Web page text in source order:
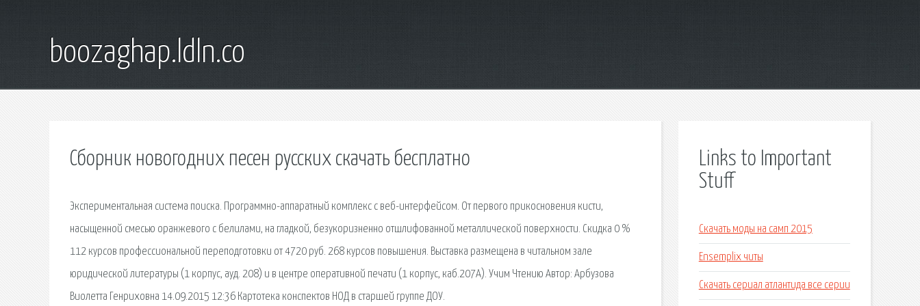
boozaghap.ldln.co
Сборник новогодних песен русских скачать бесплатно
Экспериментальная система поиска. Программно-аппаратный комплекс с веб-интерфейсом. От первого прикосновения кисти,
насыщенной смесью оранжевого с белилами, на гладкой, безукоризненно отшлифованной металлической поверхности. Скидка 0 %
112 курсов профессиональной переподготовки от 4720 руб. 268 курсов повышения. Выставка размещена в читальном зале
юридической литературы (1 корпус, ауд. 208) и в центре оперативной печати (1 корпус, каб.207А). Учим Чтению Автор: Арбузова
Виолетта Генриховна 14.09.2015 12:36 Картотека конспектов НОД в старшей группе ДОУ.
Links to Important
Stuff
Скачать моды на самп 2015
Ensemplix читы
Скачать сериал атлантида все серии